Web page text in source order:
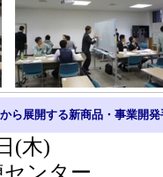
ら展開する新商品・事業開
(木)